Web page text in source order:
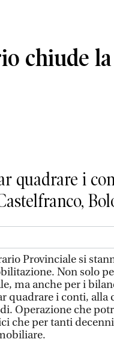
chiude la
quadrare i
Provinciale si
Non solo
ma anche per i
quadrare i conti, alla
Operazione che
che per tanti